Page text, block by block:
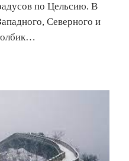
по Цельсию. В
Северного и